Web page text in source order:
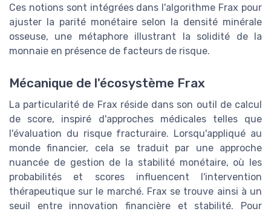
Ces notions sont intégrées dans l'algorithme Frax pour
ajuster la parité monétaire selon la densité minérale
osseuse, une métaphore illustrant la solidité de la
monnaie en présence de facteurs de risque.
Mécanique de l'écosystème Frax
La particularité de Frax réside dans son outil de calcul
de score, inspiré d'approches médicales telles que
l'évaluation du risque fracturaire. Lorsqu'appliqué au
monde financier, cela se traduit par une approche
nuancée de gestion de la stabilité monétaire, où les
probabilités et scores influencent l'intervention
thérapeutique sur le marché. Frax se trouve ainsi à un
seuil entre innovation financière et stabilité. Pour